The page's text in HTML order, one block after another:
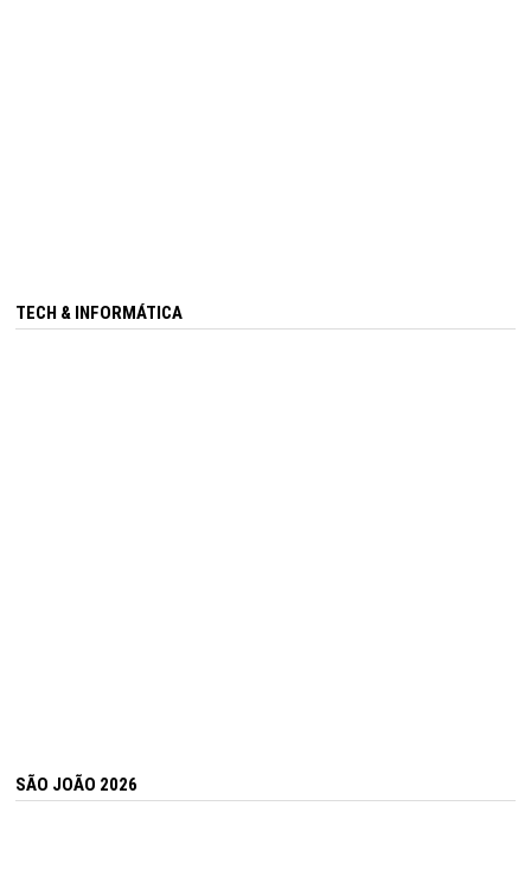
TECH & INFORMÁTICA
SÃO JOÃO 2026